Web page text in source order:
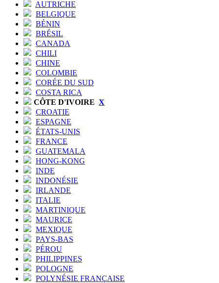
AUTRICHE
BELGIQUE
BÉNIN
BRÉSIL
CANADA
CHILI
CHINE
COLOMBIE
CORÉE DU SUD
COSTA RICA
CÔTE D'IVOIRE X
CROATIE
ESPAGNE
ÉTATS-UNIS
FRANCE
GUATEMALA
HONG-KONG
INDE
INDONÉSIE
IRLANDE
ITALIE
MARTINIQUE
MAURICE
MEXIQUE
PAYS-BAS
PÉROU
PHILIPPINES
POLOGNE
POLYNÉSIE FRANÇAISE